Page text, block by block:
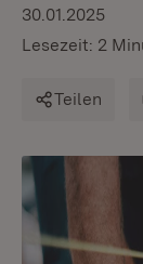
30.01.2025
Lesezeit: 2
Teilen